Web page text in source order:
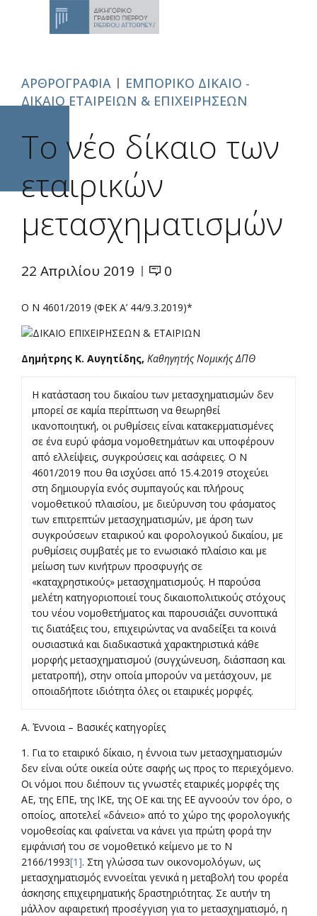
ΑΡΘΡΟΓΡΑΦΙΑ
ΕΜΠΟΡΙΚΟ ΔΙΚΑΙΟ -
ΔΙΚΑΙΟ ΕΤΑΙΡΕΙΩΝ & ΕΠΙΧΕΙΡΗΣΕΩΝ
Το νέο δίκαιο των
εταιρικών
μετασχηματισμών
22 Απριλίου 2019 0
Ο Ν 4601/2019 (ΦΕΚ Α’ 44/9.3.2019)*
Δημήτρης Κ. Αυγητίδης, Καθηγητής Νομικής ΔΠΘ
Η κατάσταση του δικαίου των μετασχηματισμών δεν
μπορεί σε καμία περίπτωση να θεωρηθεί
ικανοποιητική, οι ρυθμίσεις είναι κατακερματισμένες
σε ένα ευρύ φάσμα νομοθετημάτων και υποφέρουν
από ελλείψεις, συγκρούσεις και ασάφειες. Ο Ν
4601/2019 που θα ισχύσει από 15.4.2019 στοχεύει
στη δημιουργία ενός συμπαγούς και πλήρους
νομοθετικού πλαισίου, με διεύρυνση του φάσματος
των επιτρεπτών μετασχηματισμών, με άρση των
συγκρούσεων εταιρικού και φορολογικού δικαίου, με
ρυθμίσεις συμβατές με το ενωσιακό πλαίσιο και με
μείωση των κινήτρων προσφυγής σε
«καταχρηστικούς» μετασχηματισμούς. Η παρούσα
μελέτη κατηγοριοποιεί τους δικαιοπολιτικούς στόχους
του νέου νομοθετήματος και παρουσιάζει συνοπτικά
τις διατάξεις του, επιχειρώντας να αναδείξει τα κοινά
ουσιαστικά και διαδικαστικά χαρακτηριστικά κάθε
μορφής μετασχηματισμού (συγχώνευση, διάσπαση και
μετατροπή), στην οποία μπορούν να μετάσχουν, με
οποιαδήποτε ιδιότητα όλες οι εταιρικές μορφές.
Α. Έννοια – Βασικές κατηγορίες
1. Για το εταιρικό δίκαιο, η έννοια των μετασχηματισμών
δεν είναι ούτε οικεία ούτε σαφής ως προς το περιεχόμενο.
Οι νόμοι που διέπουν τις γνωστές εταιρικές μορφές της
ΑΕ, της ΕΠΕ, της ΙΚΕ, της ΟΕ και της ΕΕ αγνοούν τον όρο, ο
οποίος, αποτελεί «δάνειο» από το χώρο της φορολογικής
νομοθεσίας και φαίνεται να κάνει για πρώτη φορά την
εμφάνισή του σε νομοθετικό κείμενο με το N
2166/1993[1]. Στη γλώσσα των οικονομολόγων, ως
μετασχηματισμός εννοείται γενικά η μεταβολή του φορέα
άσκησης επιχειρηματικής δραστηριότητας. Σε αυτήν τη
μάλλον αφαιρετική προσέγγιση για το μετασχηματισμό, η